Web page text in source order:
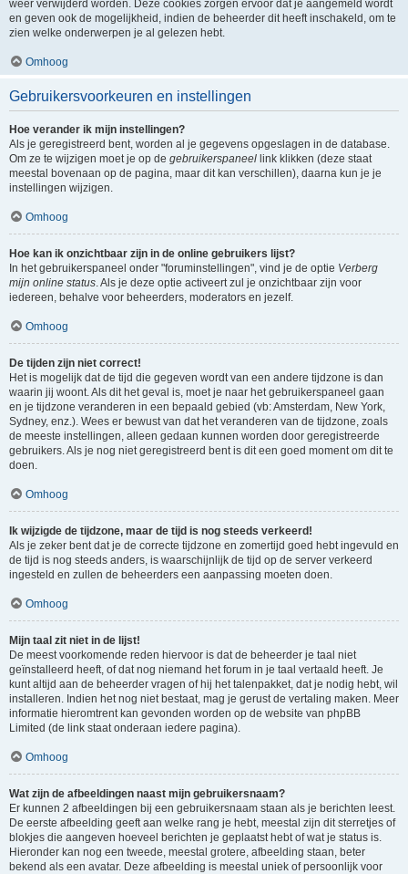
weer verwijderd worden. Deze cookies zorgen ervoor dat je aangemeld wordt
en geven ook de mogelijkheid, indien de beheerder dit heeft inschakeld, om te
zien welke onderwerpen je al gelezen hebt.
Omhoog
Gebruikersvoorkeuren en instellingen
Hoe verander ik mijn instellingen?
Als je geregistreerd bent, worden al je gegevens opgeslagen in de database.
Om ze te wijzigen moet je op de gebruikerspaneel link klikken (deze staat
meestal bovenaan op de pagina, maar dit kan verschillen), daarna kun je je
instellingen wijzigen.
Omhoog
Hoe kan ik onzichtbaar zijn in de online gebruikers lijst?
In het gebruikerspaneel onder "foruminstellingen", vind je de optie Verberg
mijn online status. Als je deze optie activeert zul je onzichtbaar zijn voor
iedereen, behalve voor beheerders, moderators en jezelf.
Omhoog
De tijden zijn niet correct!
Het is mogelijk dat de tijd die gegeven wordt van een andere tijdzone is dan
waarin jij woont. Als dit het geval is, moet je naar het gebruikerspaneel gaan
en je tijdzone veranderen in een bepaald gebied (vb: Amsterdam, New York,
Sydney, enz.). Wees er bewust van dat het veranderen van de tijdzone, zoals
de meeste instellingen, alleen gedaan kunnen worden door geregistreerde
gebruikers. Als je nog niet geregistreerd bent is dit een goed moment om dit te
doen.
Omhoog
Ik wijzigde de tijdzone, maar de tijd is nog steeds verkeerd!
Als je zeker bent dat je de correcte tijdzone en zomertijd goed hebt ingevuld en
de tijd is nog steeds anders, is waarschijnlijk de tijd op de server verkeerd
ingesteld en zullen de beheerders een aanpassing moeten doen.
Omhoog
Mijn taal zit niet in de lijst!
De meest voorkomende reden hiervoor is dat de beheerder je taal niet
geïnstalleerd heeft, of dat nog niemand het forum in je taal vertaald heeft. Je
kunt altijd aan de beheerder vragen of hij het talenpakket, dat je nodig hebt, wil
installeren. Indien het nog niet bestaat, mag je gerust de vertaling maken. Meer
informatie hieromtrent kan gevonden worden op de website van phpBB
Limited (de link staat onderaan iedere pagina).
Omhoog
Wat zijn de afbeeldingen naast mijn gebruikersnaam?
Er kunnen 2 afbeeldingen bij een gebruikersnaam staan als je berichten leest.
De eerste afbeelding geeft aan welke rang je hebt, meestal zijn dit sterretjes of
blokjes die aangeven hoeveel berichten je geplaatst hebt of wat je status is.
Hieronder kan nog een tweede, meestal grotere, afbeelding staan, beter
bekend als een avatar. Deze afbeelding is meestal uniek of persoonlijk voor